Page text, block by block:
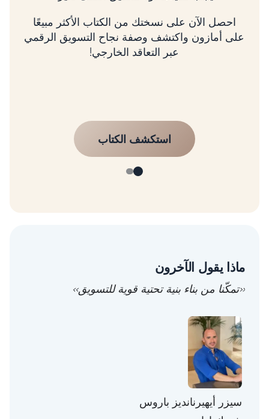
احصل الآن على نسختك من الكتاب الأكثر مبيعًا
على أمازون واكتشف وصفة نجاح التسويق الرقمي
عبر التعاقد الخارجي!
استكشف الكتاب
ماذا يقول الآخرون
«تمكّنا من بناء بنية تحتية قوية للتسويق»
سيزر أيهيرنانديز باروس